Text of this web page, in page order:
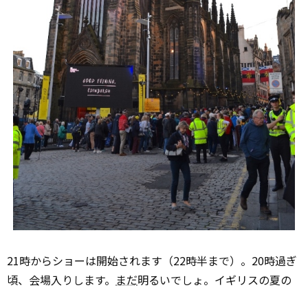
21時からショーは開始されます（22時半まで）。20時過ぎ
頃、会場入りします。 まだ明るいでしょ。イギリスの夏の